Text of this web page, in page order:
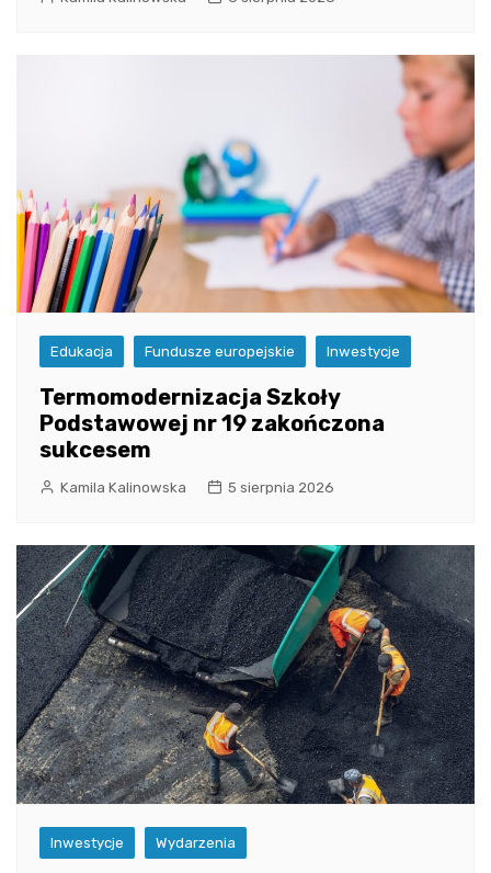
Edukacja Fundusze europejskie Inwestycje
Termomodernizacja Szkoły
Podstawowej nr 19 zakończona
sukcesem
Kamila Kalinowska 5 sierpnia 2026
Inwestycje Wydarzenia